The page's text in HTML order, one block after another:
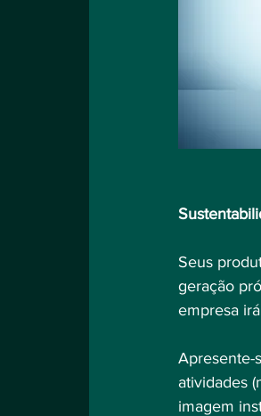
Seus
geração
empresa
Apresente-
atividades
imagem